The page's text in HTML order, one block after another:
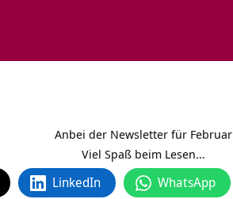
Anbei der Newsletter für Februar
Viel Spaß beim Lesen…
LinkedIn WhatsApp